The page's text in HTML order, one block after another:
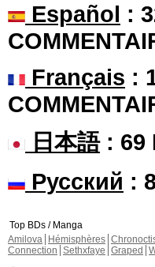
Español :
Français :
日本語: 69
Русский :
Top BDs / Manga
Amilova
Hémisphères
Connection Sethxfaye Graped